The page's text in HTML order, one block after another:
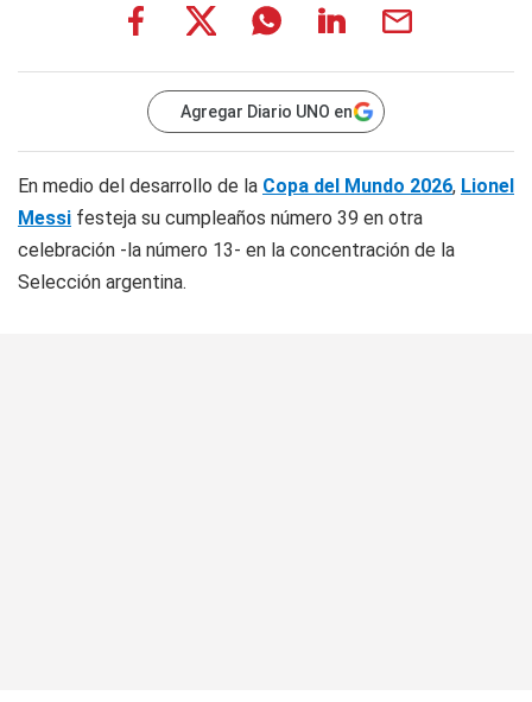
Agregar Diario UNO en
En medio del desarrollo de la Copa del Mundo 2026, Lionel
Messi festeja su cumpleaños número 39 en otra
celebración -la número 13- en la concentración de la
Selección argentina.